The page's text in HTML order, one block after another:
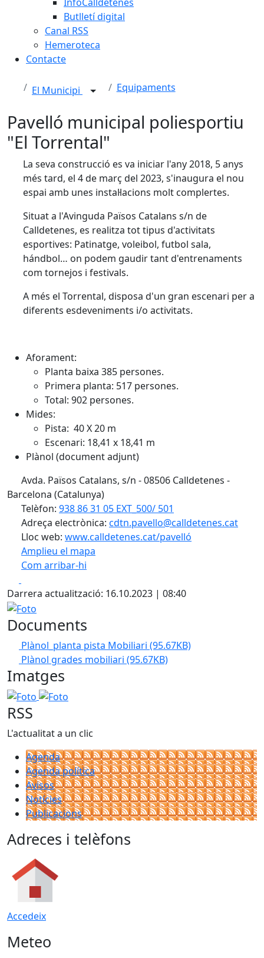
Butlletí digital
Canal RSS
Hemeroteca
Contacte
El Municipi Equipaments
Pavelló municipal poliesportiu
"El Torrental"
La seva construcció es va iniciar l'any 2018, 5 anys
més tard, el 4 de març del 2023, s'inaugura el nou
espai amb unes instal·lacions molt complertes.
Situat a l'Avinguda Països Catalans s/n de
Calldetenes, es realitza tot tipus d'activitats
esportives: Patinatge, voleibol, futbol sala,
hándbol… on podem gaudir tant d'entrenaments
com tornejos i festivals.
A més el Torrental, disposa d'un gran escenari per a
diferents esdeveniments i/o activitats.
Aforament:
Planta baixa 385 persones.
Primera planta: 517 persones.
Total: 902 persones.
Mides:
Pista: 40 X 20 m
Escenari: 18,41 x 18,41 m
Plànol (document adjunt)
Avda. Països Catalans, s/n - 08506 Calldetenes -
Barcelona (Catalunya)
Telèfon: 938 86 31 05 EXT_500/ 501
Adreça electrònica: cdtn.pavello@calldetenes.cat
Lloc web: www.calldetenes.cat/pavelló
Amplieu el mapa
Com arribar-hi
+
−
Darrera actualització: 16.10.2023 | 08:40
Foto
Documents
Plànol_planta pista Mobiliari (95.67KB)
Plànol grades mobiliari (95.67KB)
Imatges
Foto Foto
RSS
L'actualitat a un clic
Agenda
Agenda política
Avisos
Notícies
Publicacions
Adreces i telèfons
Accedeix
Meteo